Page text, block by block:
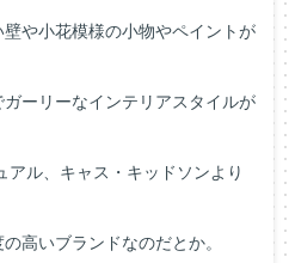
壁や小花模様の小物やペイントが
ーリーなインテリアスタイルが
アル、キャス・キッドソンより
高いブランドなのだとか。